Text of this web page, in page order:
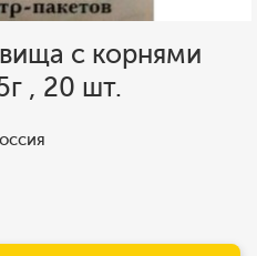
с корнями
, 20 шт.